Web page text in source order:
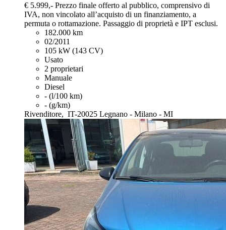
€ 5.999,- Prezzo finale offerto al pubblico, comprensivo di
IVA, non vincolato all’acquisto di un finanziamento, a
permuta o rottamazione. Passaggio di proprietà e IPT esclusi.
182.000 km
02/2011
105 kW (143 CV)
Usato
2 proprietari
Manuale
Diesel
- (l/100 km)
- (g/km)
Rivenditore, IT-20025 Legnano - Milano - MI